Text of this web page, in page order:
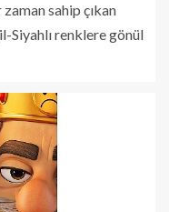
sahip çıkan
Siyahlı renklere gönül